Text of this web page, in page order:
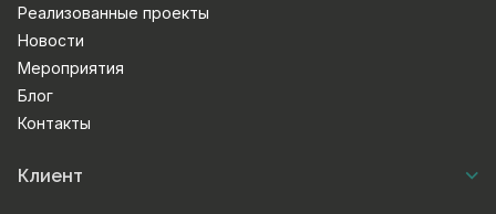
Реализованные проекты
Новости
Мероприятия
Блог
Контакты
Клиент